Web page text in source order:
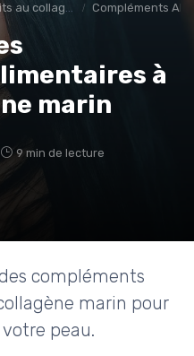
marin Compléments
à
marin
9 min de lecture
compléments
marin pour
peau.